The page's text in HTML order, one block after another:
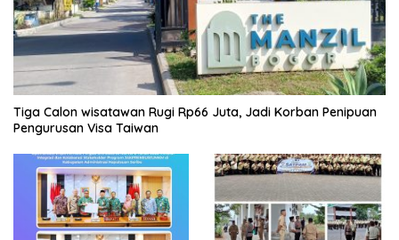
Tiga Calon wisatawan Rugi Rp66 Juta, Jadi Korban Penipuan
Pengurusan Visa Taiwan